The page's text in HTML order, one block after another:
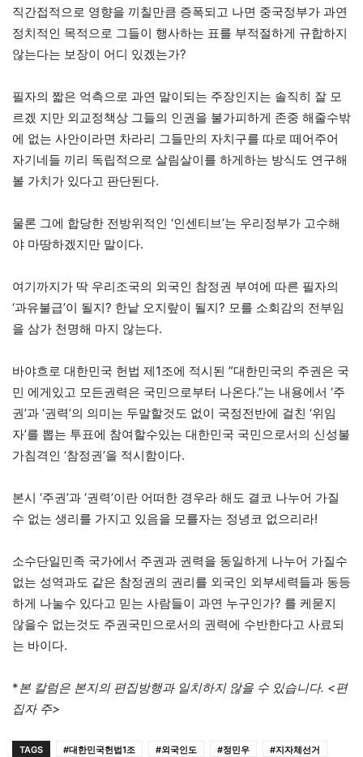
직간접적으로 영향을 끼칠만큼 증폭되고 나면 중국정부가 과연
정치적인 목적으로 그들이 행사하는 표를 부적절하게 규합하지
않는다는 보장이 어디 있겠는가?
필자의 짧은 억측으로 과연 말이되는 주장인지는 솔직히 잘 모
르겠 지만 외교정책상 그들의 인권을 불가피하게 존중 해줄수밖
에 없는 사안이라면 차라리 그들만의 자치구를 따로 떼어주어
자기네들 끼리 독립적으로 살림살이를 하게하는 방식도 연구해
볼 가치가 있다고 판단된다.
물론 그에 합당한 전방위적인 ‘인센티브’는 우리정부가 고수해
야 마땅하겠지만 말이다.
여기까지가 딱 우리조국의 외국인 참정권 부여에 따른 필자의
‘과유불급’이 될지? 한낱 오지랖이 될지? 모를 소회감의 전부임
을 삼가 천명해 마지 않는다.
바야흐로 대한민국 헌법 제1조에 적시된 ”대한민국의 주권은 국
민 에게있고 모든권력은 국민으로부터 나온다.”는 내용에서 ‘주
권’과 ‘권력’의 의미는 두말할것도 없이 국정전반에 걸친 ‘위임
자’를 뽑는 투표에 참여할수있는 대한민국 국민으로서의 신성불
가침격인 ‘참정권’을 적시함이다.
본시 ‘주권’과 ‘권력’이란 어떠한 경우라 해도 결코 나누어 가질
수 없는 생리를 가지고 있음을 모를자는 정녕코 없으리라!
소수단일민족 국가에서 주권과 권력을 동일하게 나누어 가질수
없는 성역과도 같은 참정권의 권리를 외국인 외부세력들과 동등
하게 나눌수 있다고 믿는 사람들이 과연 누구인가? 를 케묻지
않을수 없는것도 주권국민으로서의 권력에 수반한다고 사료되
는 바이다.
*본 칼럼은 본지의 편집방행과 일치하지 않을 수 있습니다. <편
집자 주>
TAGS #대한민국헌법1조 #외국인도 #정민우
#지자체선거